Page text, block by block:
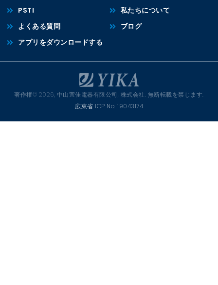
PSTI
よくある質問
アプリをダウンロードする
私たちについて
ブログ
著作権© 2026, 中山宜佳電器有限公司, 株式会社. 無断転載を禁じます.
広東省 ICP No. 19043174